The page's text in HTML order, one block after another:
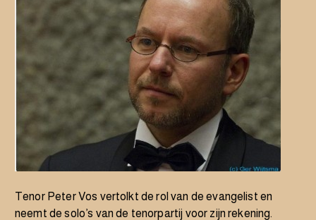
Tenor Peter Vos vertolkt de rol van de evangelist en
neemt de solo’s van de tenorpartij voor zijn rekening.